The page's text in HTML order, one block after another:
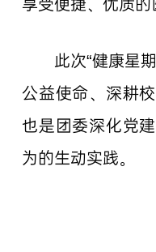
享受便捷、优质的
此次“健康星
公益使命、深耕
也是团委深化党
为的生动实践。